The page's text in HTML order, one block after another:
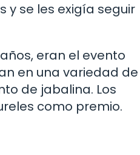
y se les exigía seguir
eran el evento
en una variedad de
de jabalina. Los
como premio.